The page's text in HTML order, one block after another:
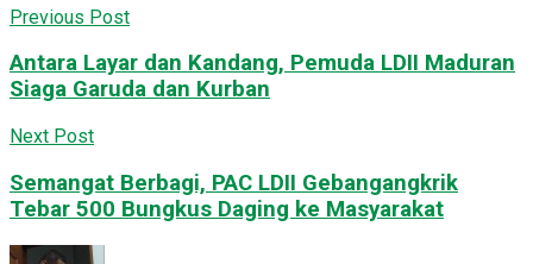
Previous Post
Antara Layar dan Kandang, Pemuda LDII Maduran
Siaga Garuda dan Kurban
Next Post
Semangat Berbagi, PAC LDII Gebangangkrik
Tebar 500 Bungkus Daging ke Masyarakat